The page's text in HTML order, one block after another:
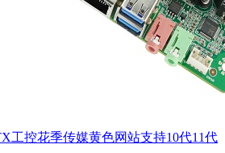
工控花季传媒黄色网站支持10代11代